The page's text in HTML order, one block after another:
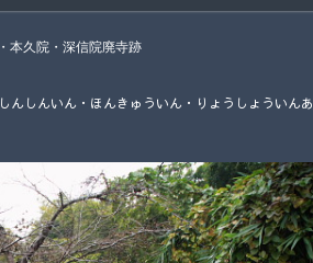
久院・深信院廃寺跡
しんいん・ほんきゅういん・りょうしょういんあ